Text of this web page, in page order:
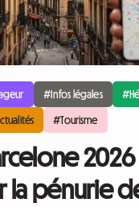
#Infos légales
#Tourisme
2026
la pénurie